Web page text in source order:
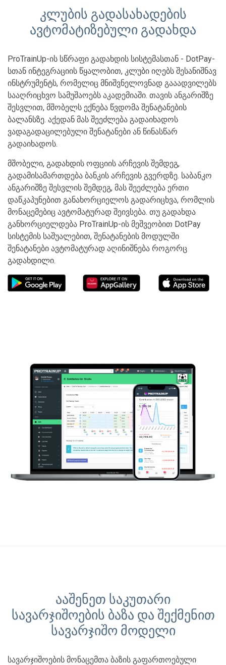
კლუბის გადასახადების
ავტომატიზებული გადახდა
ProTrainUp-ის სწრაფი გადახდის სისტემასთან - DotPay-
სთან ინტეგრაციის წყალობით, კლუბი იღებს შესანიშნავ
ინსტრუმენტს, რომელიც მნიშვნელოვნად გააადვილებს
სააღრიცხვო სამუშაოებს აკადემიაში. თავის ანგარიშზე
შესვლით, მშობელს ექნება წვდომა შენატანების
ბალანსზე. აქედან მას შეეძლება გადაიხადოს
ვადაგადაცილებული შენატანები ან წინასწარ
გადაიხადოს.
მშობელი, გადახდის ოფციის არჩევის შემდეგ,
გადამისამართდება ბანკის არჩევის გვერდზე. საბანკო
ანგარიშზე შესვლის შემდეგ, მას შეეძლება ერთი
დაწკაპუნებით განახორციელოს გადარიცხვა, რომლის
მონაცემებიც ავტომატურად შეივსება. თუ გადახდა
განხორციელდება ProTrainUp-ის მეშვეობით DotPay
სისტემის საშუალებით, შენატანების მოდულში
შენატანები ავტომატურად აღინიშნება როგორც
გადახდილი.
ააშენეთ საკუთარი
სავარჯიშოების ბაზა და შექმენით
სავარჯიშო მოდელი
სავარჯიშოების მონაცემთა ბაზის გაფართოებული